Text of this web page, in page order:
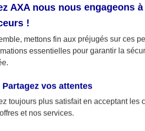
L'application Mon AXA Assurance
tous vos contrats
AXA nous nous engageons
!
mettons fin aux préjugés sur ces
essentielles pour garantir la
Partagez vos attentes
toujours plus satisfait en acceptant les
et nos services.